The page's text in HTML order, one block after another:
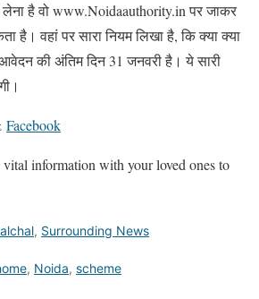
है वो www.Noidaauthority.in पर जाकर
वहां पर सारा नियम लिखा है, कि क्या क्या
की अंतिम दिन 31 जनवरी है। ये सारी
Facebook
information with your loved ones to
, Surrounding News
, Noida, scheme